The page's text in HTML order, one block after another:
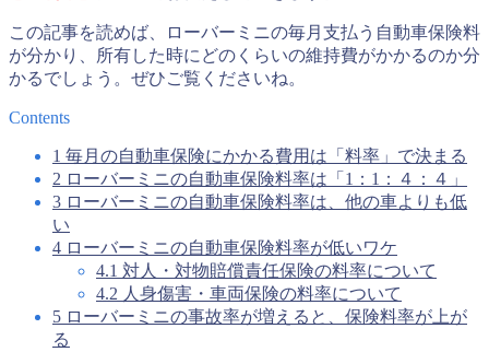
この記事を読めば、ローバーミニの毎月支払う自動車保険料
が分かり、所有した時にどのくらいの維持費がかかるのか分
かるでしょう。ぜひご覧くださいね。
Contents
1 毎月の自動車保険にかかる費用は「料率」で決まる
2 ローバーミニの自動車保険料率は「1：1：４：４」
3 ローバーミニの自動車保険料率は、他の車よりも低
い
4 ローバーミニの自動車保険料率が低いワケ
4.1 対人・対物賠償責任保険の料率について
4.2 人身傷害・車両保険の料率について
5 ローバーミニの事故率が増えると、保険料率が上が
る